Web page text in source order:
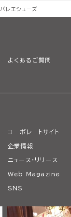
バレエシューズ
よくあるご質問
コーポレートサイト
企業情報
ニュース・リリース
Web Magazine
SNS